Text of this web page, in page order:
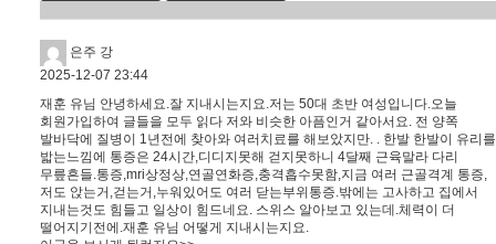
은주 강
2025-12-07 23:44
재훈 유님 안녕하세요.잘 지내시는지요.저는 50대 초반 여성입니다.오늘
회원가입하여 글들을 모두 읽다 저와 비슷한 아픔인거 같아서요. 전 양쪽
발바닥에 질병이 1년전에 찾아와 여러치료를 해보았지만. . 한발 한발이 유리를
밟는느낌에 통증은 24시간,디디지못해 걷지못하니 4달째 근육말라 다리
무릎흔들.통증,mri상정상,연골연화증,충격흡수못함,지금 여러 근골격계 통증,
저도 앉는거,걷는거,누워있어도 여러 닫는부위통증.밖에는 고사하고 집에서
지내는것도 힘들고 일상이 힘드네요. 스위스 알아보고 있는데.체력이 더
떨어지기전에.재훈 유님 어떻게 지내시는지요.